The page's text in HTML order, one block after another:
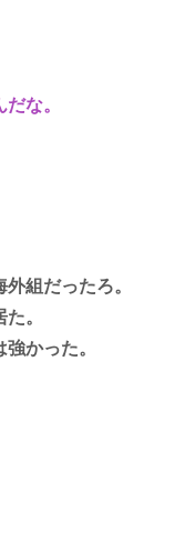
な。
組だったろ。
。
かった。